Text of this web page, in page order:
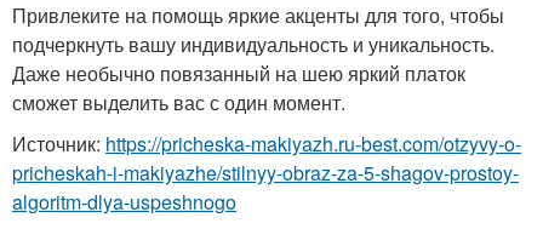
Привлеките на помощь яркие акценты для того, чтобы
подчеркнуть вашу индивидуальность и уникальность.
Даже необычно повязанный на шею яркий платок
сможет выделить вас с один момент.
Источник: https://pricheska-makiyazh.ru-best.com/otzyvy-o-
pricheskah-i-makiyazhe/stilnyy-obraz-za-5-shagov-prostoy-
algoritm-dlya-uspeshnogo